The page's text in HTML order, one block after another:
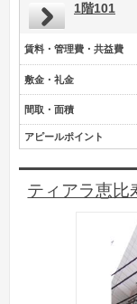
1階101
賃料・管理費・共益費
敷金・礼金
間取・面積
アピールポイント
ティアラ恵比